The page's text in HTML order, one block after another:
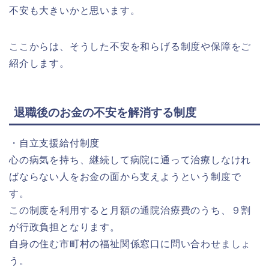
不安も大きいかと思います。
ここからは、そうした不安を和らげる制度や保障をご
紹介します。
退職後のお金の不安を解消する制度
・自立支援給付制度
心の病気を持ち、継続して病院に通って治療しなけれ
ばならない人をお金の面から支えようという制度で
す。
この制度を利用すると月額の通院治療費のうち、９割
が行政負担となります。
自身の住む市町村の福祉関係窓口に問い合わせましょ
う。